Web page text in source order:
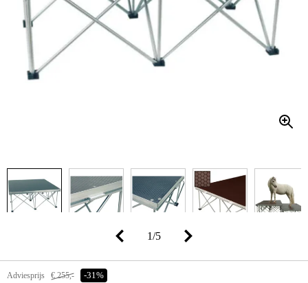
1/5
Adviesprijs € 255,- -31%